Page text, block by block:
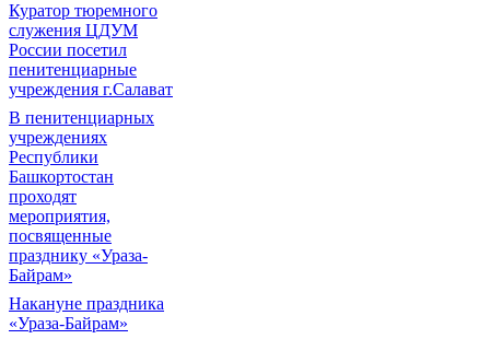
Куратор тюремного
служения ЦДУМ
России посетил
пенитенциарные
учреждения г.Салават
В пенитенциарных
учреждениях
Республики
Башкортостан
проходят
мероприятия,
посвященные
празднику «Ураза-
Байрам»
Накануне праздника
«Ураза-Байрам»